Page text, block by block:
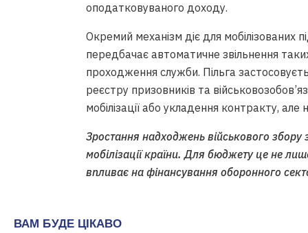
оподатковуваного доходу.
Окремий механізм діє для мобілізованих
передбачає автоматичне звільнення
проходження служби. Пільга
реєстру призовників та
мобілізації або укладення контракту,
Зростання надходжень військового збору
мобілізації країни. Для бюджету це не
впливає на фінансування оборонного